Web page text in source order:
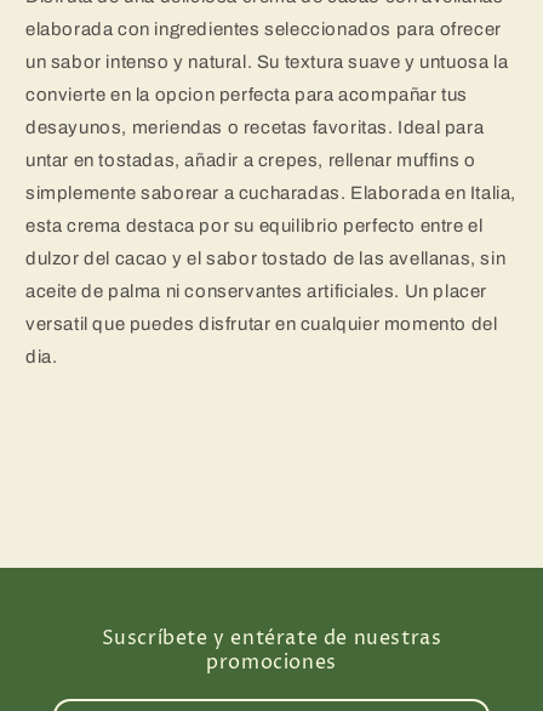
25
gr
25
gr
elaborada con ingredientes seleccionados para ofrecer
un sabor intenso y natural. Su textura suave y untuosa la
convierte en la opcion perfecta para acompañar tus
desayunos, meriendas o recetas favoritas. Ideal para
untar en tostadas, añadir a crepes, rellenar muffins o
simplemente saborear a cucharadas. Elaborada en Italia,
esta crema destaca por su equilibrio perfecto entre el
dulzor del cacao y el sabor tostado de las avellanas, sin
aceite de palma ni conservantes artificiales. Un placer
versatil que puedes disfrutar en cualquier momento del
dia.
Suscríbete y entérate de nuestras
promociones